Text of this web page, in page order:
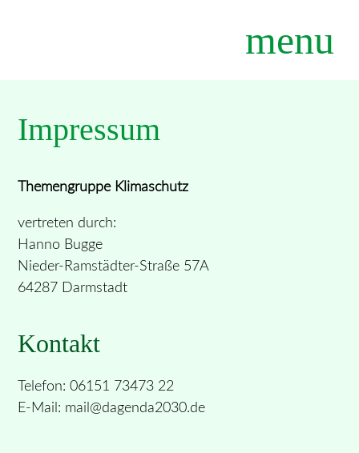
menu
Impressum
Themengruppe Klimaschutz
vertreten durch:
Hanno Bugge
Nieder-Ramstädter-Straße 57A
64287 Darmstadt
Kontakt
Telefon: 06151 73473 22
E-Mail: mail@dagenda2030.de